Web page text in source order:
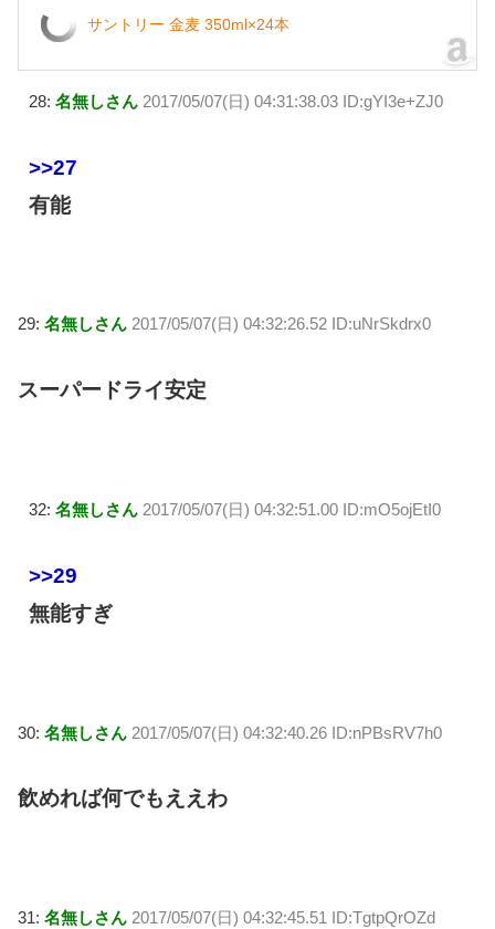
サントリー 金麦 350ml×24本
28: 名無しさん 2017/05/07(日) 04:31:38.03 ID:gYI3e+ZJ0
>>27
有能
29: 名無しさん 2017/05/07(日) 04:32:26.52 ID:uNrSkdrx0
スーパードライ安定
32: 名無しさん 2017/05/07(日) 04:32:51.00 ID:mO5ojEtI0
>>29
無能すぎ
30: 名無しさん 2017/05/07(日) 04:32:40.26 ID:nPBsRV7h0
飲めれば何でもええわ
31: 名無しさん 2017/05/07(日) 04:32:45.51 ID:TgtpQrOZd